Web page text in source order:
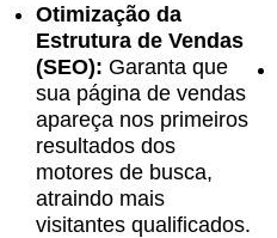
Otimização da
Estrutura de Vendas
(SEO): Garanta que
sua página de vendas
apareça nos primeiros
resultados dos
motores de busca,
atraindo mais
visitantes qualificados.